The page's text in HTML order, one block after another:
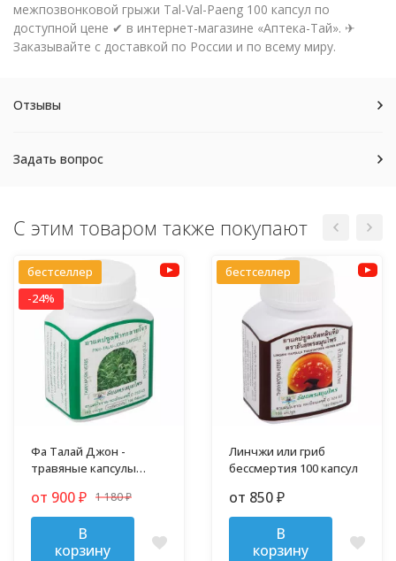
межпозвонковой грыжи Tal-Val-Paeng 100 капсул по
доступной цене ✔ в интернет-магазине «Аптека-Тай». ✈
Заказывайте с доставкой по России и по всему миру.
Отзывы
Задать вопрос
С этим товаром также покупают
бестселлер
-24%
Фа Талай Джон -
травяные капсулы
простуды
от 900 ₽ 1 180₽
В
корзину
бестселлер
Линчжи или гриб
бессмертия 100 капсул
от 850 ₽
В
корзину